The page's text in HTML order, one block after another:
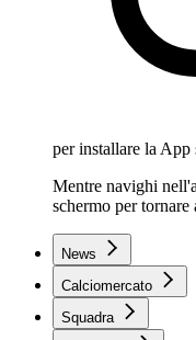
per installare la App
Mentre navighi
schermo per tornare
News
Calciomercato
Squadra